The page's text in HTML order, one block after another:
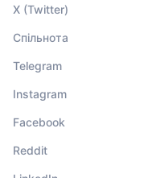
X (Twitter)
Спільнота
Telegram
Instagram
Facebook
Reddit